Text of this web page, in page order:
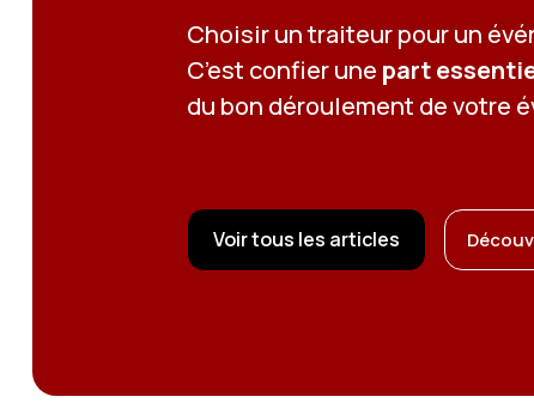
Choisir un traiteur pour un
C’est confier une part
du bon déroulement de votre
Voir tous les articles